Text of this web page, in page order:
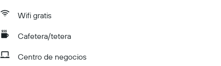
Wifi gratis
Cafetera/tetera
Centro de negocios